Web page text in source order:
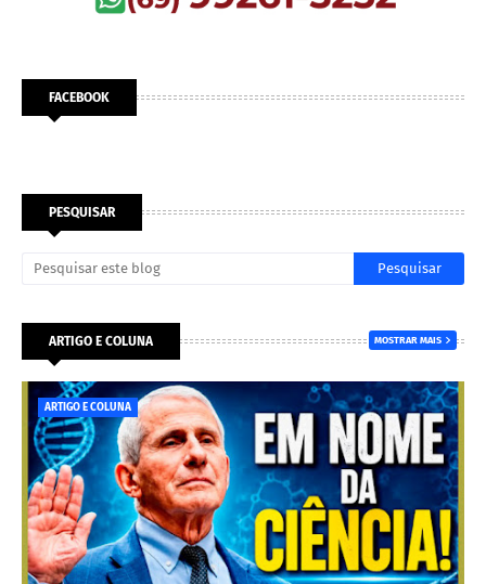
FACEBOOK
PESQUISAR
ARTIGO E COLUNA MOSTRAR MAIS
ARTIGO E COLUNA